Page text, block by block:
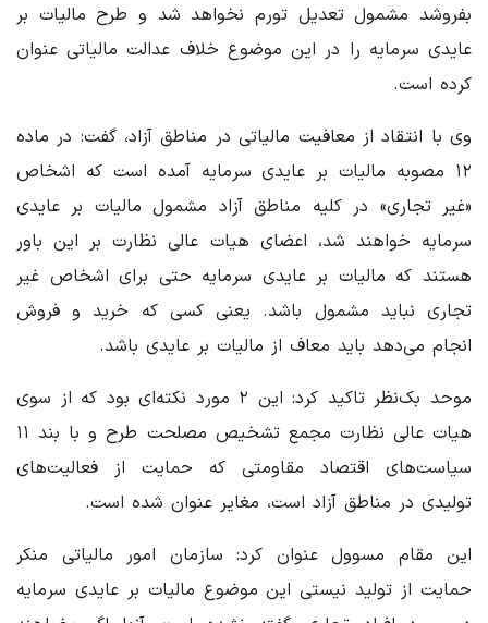
بفروشد مشمول تعدیل تورم نخواهد شد و طرح مالیات بر
عایدی سرمایه را در این موضوع خلاف عدالت مالیاتی عنوان
کرده است.
وی با انتقاد از معافیت مالیاتی در مناطق آزاد، گفت: در ماده
۱۲ مصوبه مالیات بر عایدی سرمایه آمده است که اشخاص
«غیر تجاری» در کلیه مناطق آزاد مشمول مالیات بر عایدی
سرمایه خواهند شد، اعضای هیات عالی نظارت بر این باور
هستند که مالیات بر عایدی سرمایه حتی برای اشخاص غیر
تجاری نباید مشمول باشد. یعنی کسی که خرید و فروش
انجام می‌دهد باید معاف از مالیات بر عایدی باشد.
موحد بک‌نظر تاکید کرد: این ۲ مورد نکته‌ای بود که از سوی
هیات عالی نظارت مجمع تشخیص مصلحت طرح و با بند ۱۱
سیاست‌های اقتصاد مقاومتی که حمایت از فعالیت‌های
تولیدی در مناطق آزاد است، مغایر عنوان شده است.
این مقام مسوول عنوان کرد: سازمان امور مالیاتی منکر
حمایت از تولید نیستی این موضوع مالیات بر عایدی سرمایه